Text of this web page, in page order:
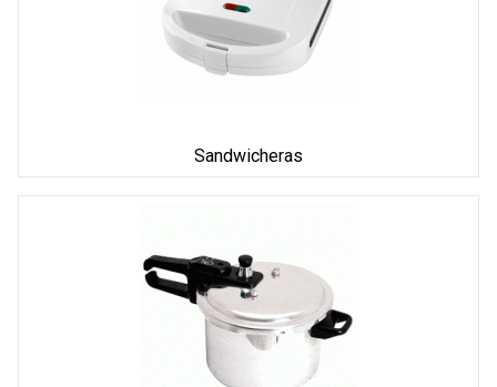
Sandwicheras